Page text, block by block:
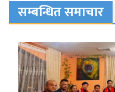
सम्बन्धित समाचार